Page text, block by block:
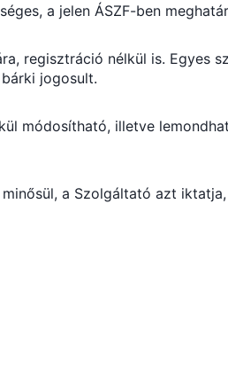
a jelen ÁSZF-ben
regisztráció nélkül is. Egyes
jogosult.
módosítható, illetve
a Szolgáltató azt iktatja,